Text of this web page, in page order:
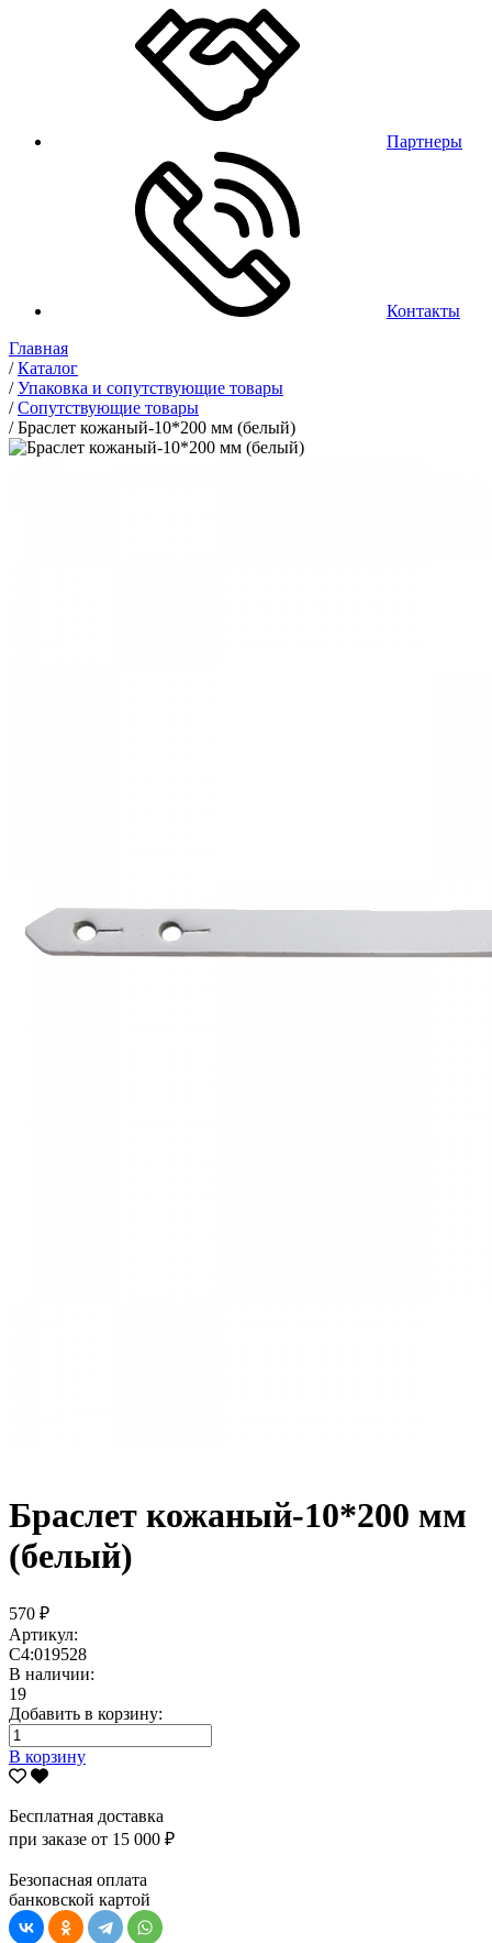
Партнеры
Контакты
Главная
/Каталог
/Упаковка и сопутствующие товары
/Сопутствующие товары
/Браслет кожаный-10*200 мм (белый)
Браслет кожаный-10*200 мм
(белый)
570 ₽
Артикул:
С4:019528
В наличии:
19
Добавить в корзину:
В корзину
Бесплатная доставка
при заказе от 15 000 ₽
Безопасная оплата
банковской картой